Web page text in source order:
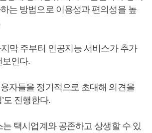
는 방법으로 이용성과 편의성을 높
막 주부터 인공지능 서비스가 추가
보인다.
자들을 정기적으로 초대해 의견을
도 진행한다.
는 택시업계와 공존하고 상생할 수 있